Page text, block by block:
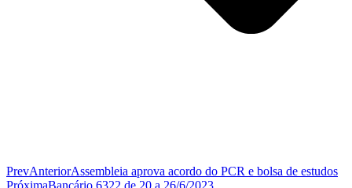
PrevAnteriorAssembleia aprova acordo do PCR e bolsa de estudos
PróximaBancário 6322 de 20 a 26/6/2023